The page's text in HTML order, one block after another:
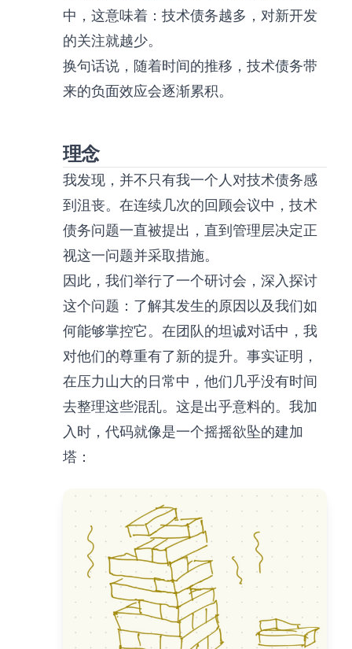
中，这意味着：技术债务越多，对新开发
的关注就越少。
换句话说，随着时间的推移，技术债务带
来的负面效应会逐渐累积。
理念
我发现，并不只有我一个人对技术债务感
到沮丧。在连续几次的回顾会议中，技术
债务问题一直被提出，直到管理层决定正
视这一问题并采取措施。
因此，我们举行了一个研讨会，深入探讨
这个问题：了解其发生的原因以及我们如
何能够掌控它。在团队的坦诚对话中，我
对他们的尊重有了新的提升。事实证明，
在压力山大的日常中，他们几乎没有时间
去整理这些混乱。这是出乎意料的。我加
入时，代码就像是一个摇摇欲坠的建加
塔：